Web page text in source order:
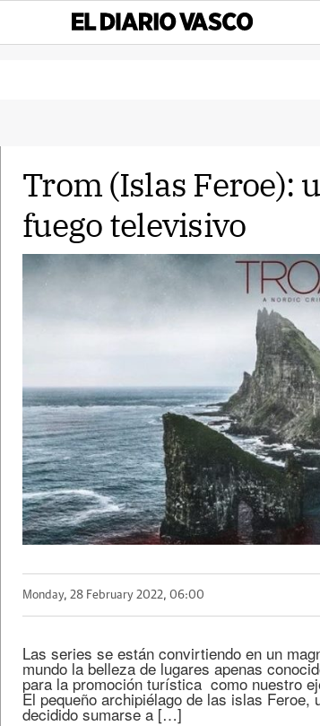
Trom (Islas Feroe):
fuego televisivo
Monday, 28 February 2022, 06:00
Las series se están convirtiendo en un
mundo la belleza de lugares apenas
para la promoción turística como nuestro
El pequeño archipiélago de las islas
decidido sumarse a […]